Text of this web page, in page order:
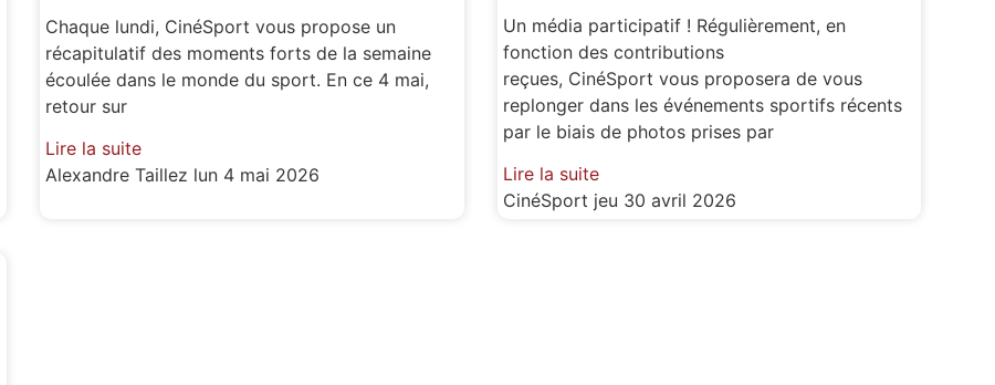
Chaque lundi, CinéSport vous propose un
récapitulatif des moments forts de la semaine
écoulée dans le monde du sport. En ce 4 mai,
retour sur
Lire la suite
Alexandre Taillez lun 4 mai 2026
Un média participatif ! Régulièrement, en
fonction des contributions
reçues, CinéSport vous proposera de vous
replonger dans les événements sportifs récents
par le biais de photos prises par
Lire la suite
CinéSport jeu 30 avril 2026